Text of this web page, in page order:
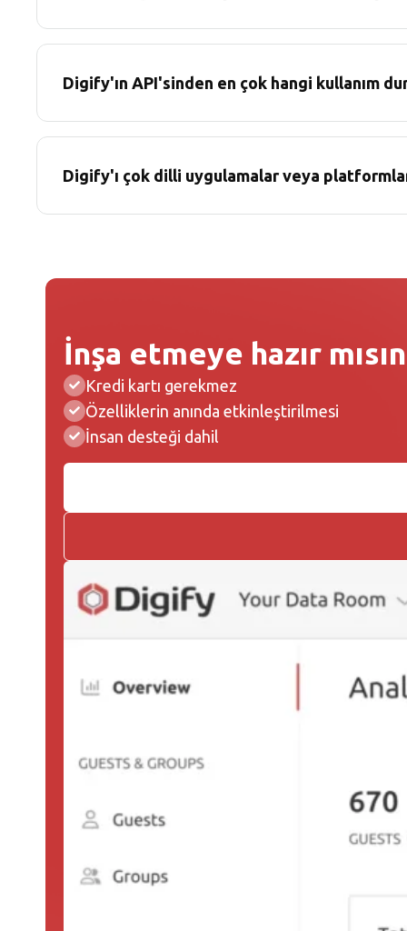
Digify'ın API'sinden en çok hangi kullanım
Digify'ı çok dilli uygulamalar veya
İnşa etmeye hazır
Kredi kartı gerekmez
Özelliklerin anında etkinleştirilmesi
İnsan desteği dahil